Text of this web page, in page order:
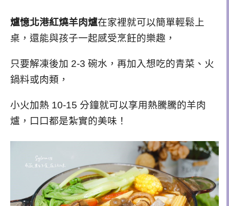
爐憶北港紅燒羊肉爐在家裡就可以簡單輕鬆上
桌，還能與孩子一起感受烹飪的樂趣，
只要解凍後加 2-3 碗水，再加入想吃的青菜、火
鍋料或肉類，
小火加熱 10-15 分鐘就可以享用熱騰騰的羊肉
爐，口口都是紮實的美味！